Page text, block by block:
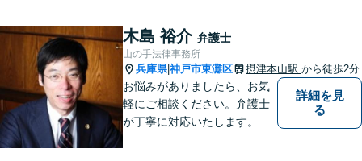
木島 裕介 弁護士
山の手法律事務所
兵庫県|神戸市東灘区 摂津本山駅 から徒歩2分
お悩みがありましたら、お気
軽にご相談ください。弁護士
が丁寧に対応いたします。
詳細を見
る